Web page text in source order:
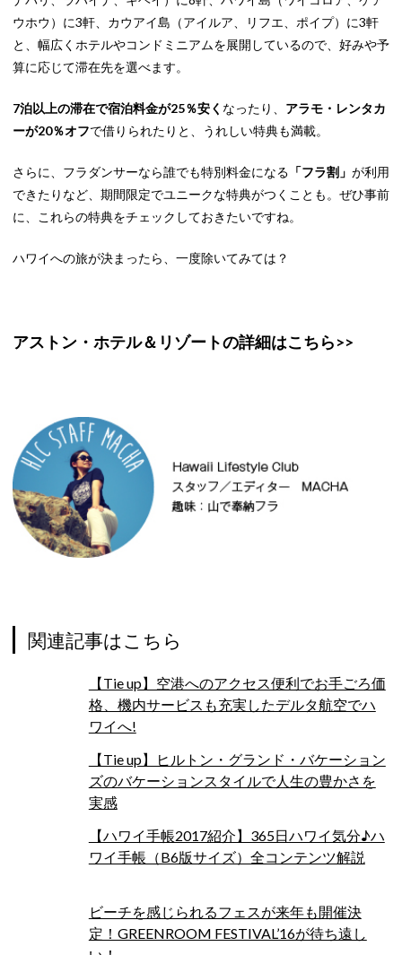
ウホウ）に3軒、カウアイ島（アイルア、リフエ、ポイプ）に3軒
と、幅広くホテルやコンドミニアムを展開しているので、好みや予
算に応じて滞在先を選べます。
7泊以上の滞在で宿泊料金が25％安く なったり、 アラモ・レンタカ
ーが20％オフで借りられたりと、うれしい特典も満載。
さらに、フラダンサーなら誰でも特別料金になる 「フラ割」 が利用
できたりなど、期間限定でユニークな特典がつくことも。ぜひ事前
に、これらの特典をチェックしておきたいですね。
ハワイへの旅が決まったら、一度除いてみては？
アストン・ホテル＆リゾートの詳細はこちら>>
関連記事はこちら
【Tie up】空港へのアクセス便利でお手ごろ価
格、機内サービスも充実したデルタ航空でハ
ワイへ!
【Tie up】ヒルトン・グランド・バケーション
ズのバケーションスタイルで人生の豊かさを
実感
【ハワイ手帳2017紹介】365日ハワイ気分♪ハ
ワイ手帳（B6版サイズ）全コンテンツ解説
ビーチを感じられるフェスが来年も開催決
定！GREENROOM FESTIVAL’16が待ち遠し